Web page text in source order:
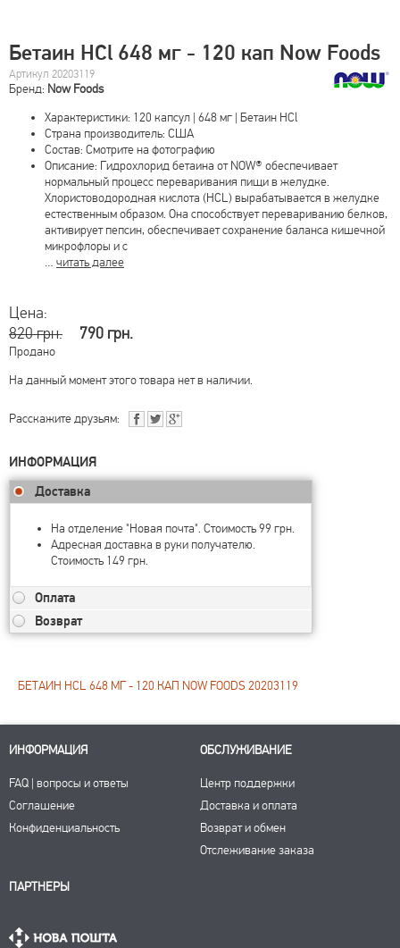
Бетаин HCl 648 мг - 120 кап Now Foods
Артикул 20203119
Бренд: Now Foods
Характеристики: 120 капсул | 648 мг | Бетаин HCl
Страна производитель: США
Состав: Смотрите на фотографию
Описание: Гидрохлорид бетаина от NOW® обеспечивает
нормальный процесс переваривания пищи в желудке.
Хлористоводородная кислота (HCL) вырабатывается в желудке
естественным образом. Она способствует перевариванию белков,
активирует пепсин, обеспечивает сохранение баланса кишечной
микрофлоры и с
… читать далее
Цена:
820 грн.
790 грн.
Продано
На данный момент этого товара нет в наличии.
Расскажите друзьям:
ИНФОРМАЦИЯ
Доставка
На отделение "Новая почта". Стоимость 99 грн.
Адресная доставка в руки получателю.
Стоимость 149 грн.
Оплата
Возврат
БЕТАИН HCL 648 МГ - 120 КАП NOW FOODS 20203119
ИНФОРМАЦИЯ
FAQ | вопросы и ответы
Соглашение
Конфиденциальность
ОБСЛУЖИВАНИЕ
Центр поддержки
Доставка и оплата
Возврат и обмен
Отслеживание заказа
ПАРТНЕРЫ